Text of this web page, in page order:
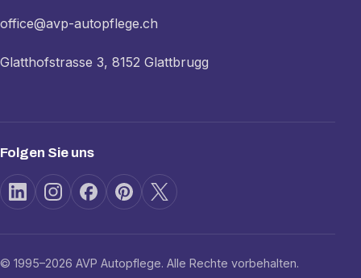
office@avp-autopflege.ch
Glatthofstrasse 3, 8152 Glattbrugg
Folgen Sie uns
© 1995–2026 AVP Autopflege. Alle Rechte vorbehalten.